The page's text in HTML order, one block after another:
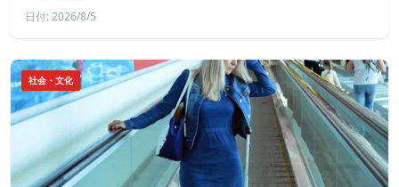
日付: 2026/8/5
社会・文化